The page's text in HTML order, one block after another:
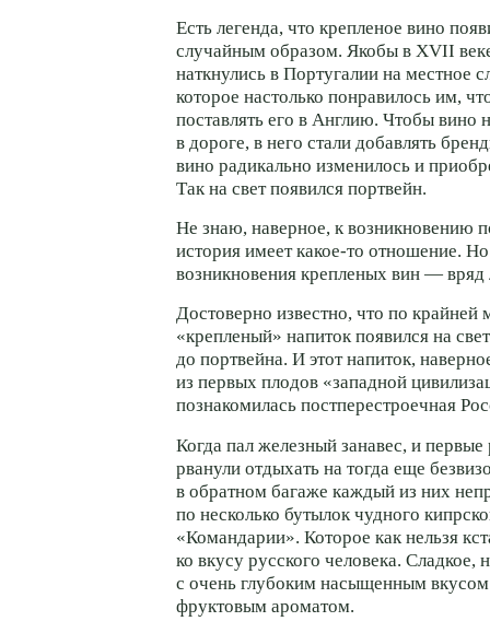
Есть легенда, что крепленое вино
случайным образом. Якобы в XVII
наткнулись в Португалии на местное
которое настолько понравилось им,
поставлять его в Англию. Чтобы вино
в дороге, в него стали добавлять
вино радикально изменилось и
Так на свет появился портвейн.
Не знаю, наверное, к возникновению
история имеет какое-то отношение.
возникновения крепленых вин — вряд
Достоверно известно, что по крайней
«крепленый» напиток появился на
до портвейна. И этот напиток,
из первых плодов «западной
познакомилась постперестроечная
Когда пал железный занавес, и первые
рванули отдыхать на тогда еще
в обратном багаже каждый из них
по несколько бутылок чудного
«Командарии». Которое как нельзя
ко вкусу русского человека. Сладкое,
с очень глубоким насыщенным
фруктовым ароматом.